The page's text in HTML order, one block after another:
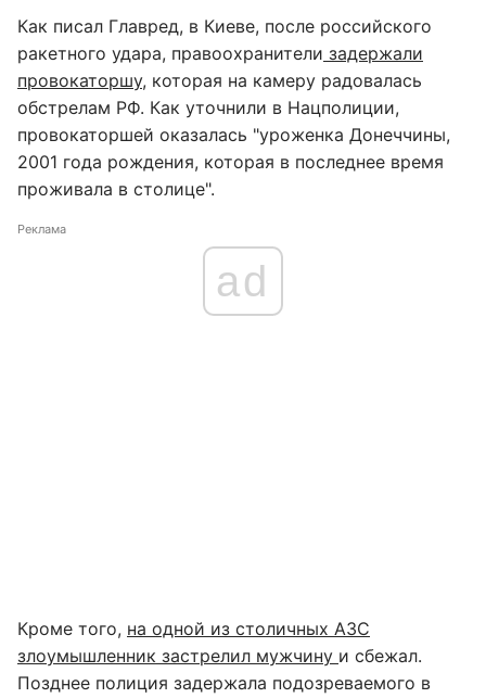
Как писал Главред, в Киеве, после российского
ракетного удара, правоохранители задержали
провокаторшу, которая на камеру радовалась
обстрелам РФ. Как уточнили в Нацполиции,
провокаторшей оказалась "уроженка Донеччины,
2001 года рождения, которая в последнее время
проживала в столице".
Реклама
ad
Кроме того, на одной из столичных АЗС
злоумышленник застрелил мужчину и сбежал.
Позднее полиция задержала подозреваемого в